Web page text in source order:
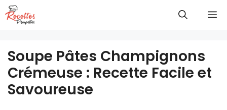
Aller
au
Soupe Pâtes Champignons
Crémeuse : Recette Facile et
Savoureuse